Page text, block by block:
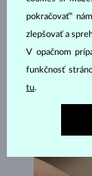
pokračovať“
zlepšovať a
V opačnom
funkčnosť
tu.